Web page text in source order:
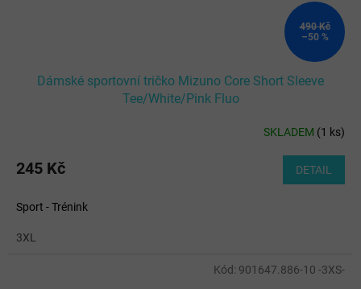
490 Kč
–50 %
Dámské sportovní tričko Mizuno Core Short Sleeve
Tee/White/Pink Fluo
SKLADEM (1 ks)
245 Kč DETAIL
Sport - Trénink
3XL
Kód: 901647.886-10 -3XS-